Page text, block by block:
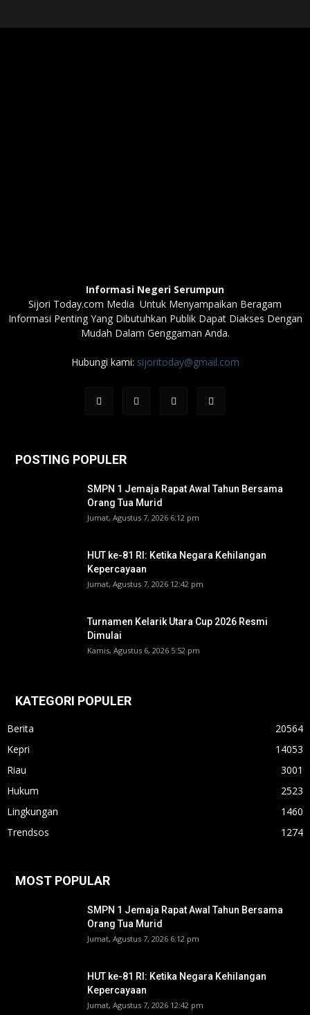
Informasi Negeri Serumpun
Sijori Today.com Media Untuk Menyampaikan Beragam
Informasi Penting Yang Dibutuhkan Publik Dapat Diakses Dengan
Mudah Dalam Genggaman Anda.
Hubungi kami: sijoritoday@gmail.com
POSTING POPULER
SMPN 1 Jemaja Rapat Awal Tahun Bersama
Orang Tua Murid ‎
Jumat, Agustus 7, 2026 6:12 pm
HUT ke-81 RI: Ketika Negara Kehilangan
Kepercayaan
Jumat, Agustus 7, 2026 12:42 pm
Turnamen Kelarik Utara Cup 2026 Resmi
Dimulai
Kamis, Agustus 6, 2026 5:52 pm
KATEGORI POPULER
Berita
20564
Kepri
14053
Riau
3001
Hukum
2523
Lingkungan
1460
Trendsos
1274
MOST POPULAR
SMPN 1 Jemaja Rapat Awal Tahun Bersama
Orang Tua Murid ‎
Jumat, Agustus 7, 2026 6:12 pm
HUT ke-81 RI: Ketika Negara Kehilangan
Kepercayaan
Jumat, Agustus 7, 2026 12:42 pm